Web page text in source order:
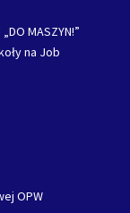
MASZYN!”
na Job
OPW